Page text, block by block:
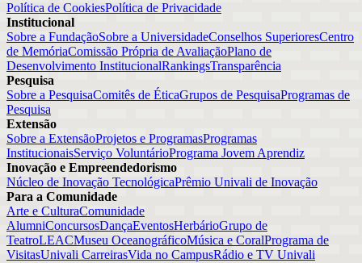
Política de CookiesPolítica de Privacidade
Institucional
Sobre a FundaçãoSobre a UniversidadeConselhos SuperioresCentro
de MemóriaComissão Própria de AvaliaçãoPlano de
Desenvolvimento InstitucionalRankingsTransparência
Pesquisa
Sobre a PesquisaComitês de ÉticaGrupos de PesquisaProgramas de
Pesquisa
Extensão
Sobre a ExtensãoProjetos e ProgramasProgramas
InstitucionaisServiço VoluntárioPrograma Jovem Aprendiz
Inovação e Empreendedorismo
Núcleo de Inovação TecnológicaPrêmio Univali de Inovação
Para a Comunidade
Arte e CulturaComunidade
AlumniConcursosDançaEventosHerbárioGrupo de
TeatroLEACMuseu OceanográficoMúsica e CoralPrograma de
VisitasUnivali CarreirasVida no CampusRádio e TV Univali